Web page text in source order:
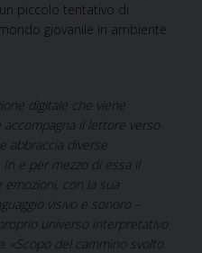
piccolo tentativo di
giovanile in ambiente
digitale che viene
il lettore verso
abbraccia diverse
e per mezzo di essa il
con la sua
visivo e sonoro –
universo interpretativo
«Scopo del cammino svolto